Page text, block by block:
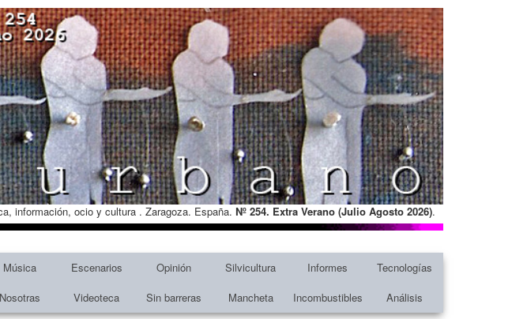
información, ocio y cultura . Zaragoza. España. Nº 254. Extra Verano (Julio Agosto 2026).
Música Escenarios Opinión Silvicultura Informes
Tecnologías
Nosotras Videoteca Sin barreras Mancheta Incombustibles Análisis